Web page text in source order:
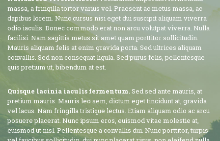
massa, a fringilla tortor varius vel. Praesent ac metus massa, ac
dapibus lorem. Nunc cursus nisi eget dui suscipit aliquam viverra
odio iaculis. Donec commodo erat non arcu volutpat viverra. Nulla
facilisi. Nam sagittis metus sit amet quam porttitor sollicitudin.
Mauris aliquam felis at enim gravida porta. Sed ultrices aliquam
convallis. Sed non consequat ligula. Sed purus felis, pellentesque
quis pretium ut, bibendum at est.
Quisque lacinia iaculis fermentum.Sed sed ante mauris, at
pretium mauris. Mauris leo sem, dictum eget tincidunt at, gravida
vel lacus. Nam fringilla tristique lectus. Etiam aliquam odio ac arcu
posuere placerat. Nunc ipsum eros, euismod vitae molestie at,
euismod ut nisl. Pellentesque a convallis dui. Nunc porttitor, turpis